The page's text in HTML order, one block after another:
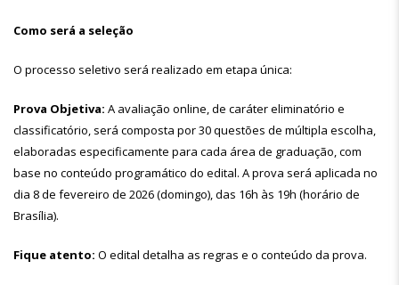
Como será a seleção
O processo seletivo será realizado em etapa única:
Prova Objetiva: A avaliação online, de caráter eliminatório e
classificatório, será composta por 30 questões de múltipla escolha,
elaboradas especificamente para cada área de graduação, com
base no conteúdo programático do edital. A prova será aplicada no
dia 8 de fevereiro de 2026 (domingo), das 16h às 19h (horário de
Brasília).
Fique atento: O edital detalha as regras e o conteúdo da prova.